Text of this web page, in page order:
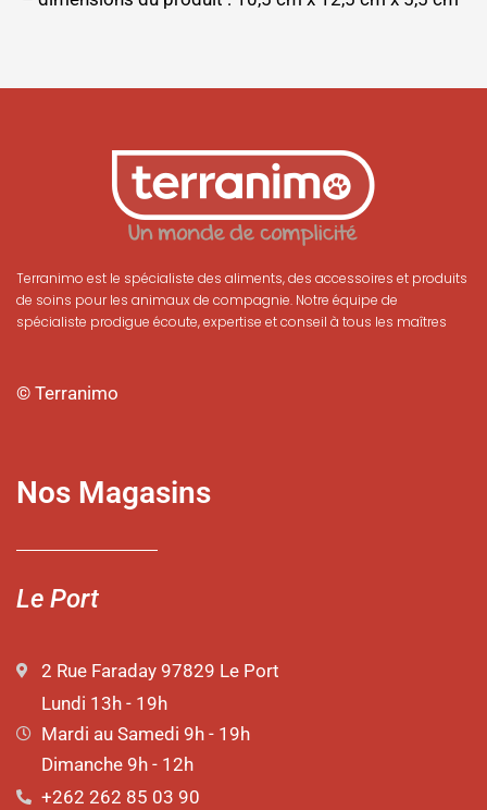
Terranimo est le spécialiste des aliments, des accessoires et produits
de soins pour les animaux de compagnie. Notre équipe de
spécialiste prodigue écoute, expertise et conseil à tous les maîtres
© Terranimo
Nos Magasins
Le Port
2 Rue Faraday 97829 Le Port
Lundi 13h - 19h
Mardi au Samedi 9h - 19h
Dimanche 9h - 12h
+262 262 85 03 90